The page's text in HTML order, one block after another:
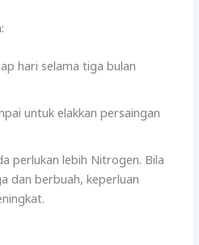
hari selama tiga bulan
untuk elakkan persaingan
perlukan lebih Nitrogen. Bila
dan berbuah, keperluan